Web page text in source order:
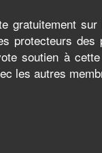
gratuitement
protecteurs des
soutien à
les autres